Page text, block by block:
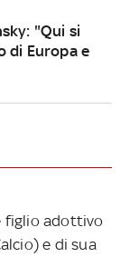
"Qui si
di Europa e
figlio adottivo
e di sua